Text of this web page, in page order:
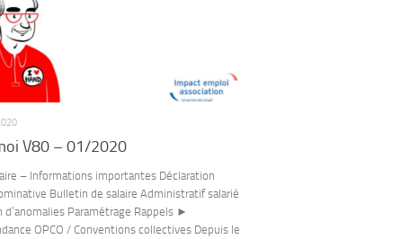
V80 – 01/2020
– Informations importantes Déclaration
Bulletin de salaire Administratif salarié
d’anomalies Paramétrage Rappels ►
OPCO / Conventions collectives Depuis le